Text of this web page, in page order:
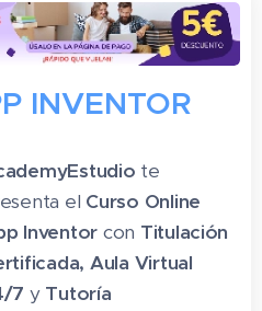
INVENTOR
te
el Curso Online
Inventor con Titulación
Aula Virtual
7 yTutoría